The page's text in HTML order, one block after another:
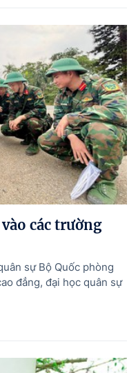
các trường
sự Bộ Quốc phòng
đẳng, đại học quân sự